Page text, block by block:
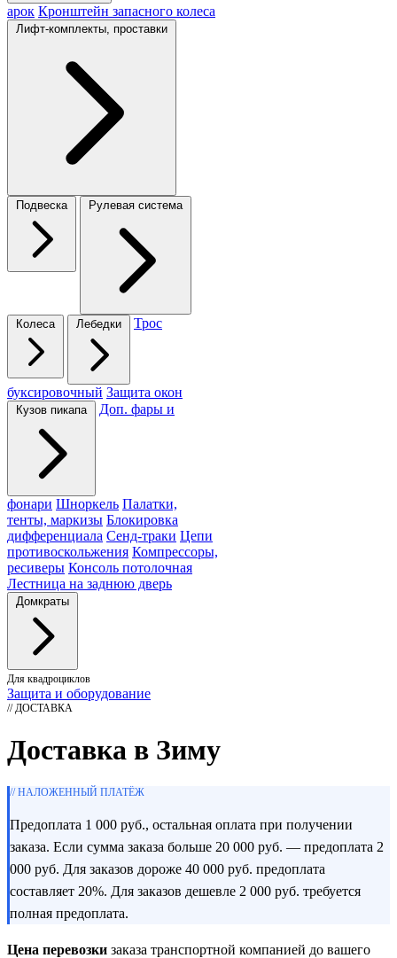
арок Кронштейн запасного колеса
Лифт-комплекты, проставки
Подвеска Рулевая система
Колеса Лебедки Трос
буксировочный Защита окон
Кузов пикапа Доп. фары и
фонари Шноркель Палатки,
тенты, маркизы Блокировка
дифференциала Сенд-траки Цепи
противоскольжения Компрессоры,
ресиверы Консоль потолочная
Лестница на заднюю дверь
Домкраты
Для квадроциклов
Защита и оборудование
// ДОСТАВКА
Доставка в Зиму
// НАЛОЖЕННЫЙ ПЛАТЁЖ
Предоплата 1 000 руб., остальная оплата при получении
заказа. Если сумма заказа больше 20 000 руб. — предоплата 2
000 руб. Для заказов дороже 40 000 руб. предоплата
составляет 20%. Для заказов дешевле 2 000 руб. требуется
полная предоплата.
Цена перевозки заказа транспортной компанией до вашего